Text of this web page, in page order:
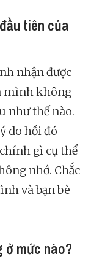
tiên của
nhận được
mình không
như thế nào.
do hồi đó
gì cụ thể
nhớ. Chắc
và bạn bè
ở mức nào?